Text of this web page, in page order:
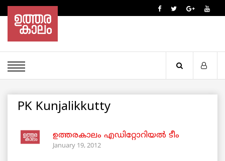
PK Kunjalikkutty
ഉത്തരകാലം എഡിറ്റോറിയല്‍ ടീം
January 19, 2012